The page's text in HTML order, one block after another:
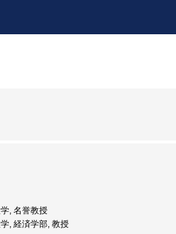
, 名誉教授
, 経済学部, 教授